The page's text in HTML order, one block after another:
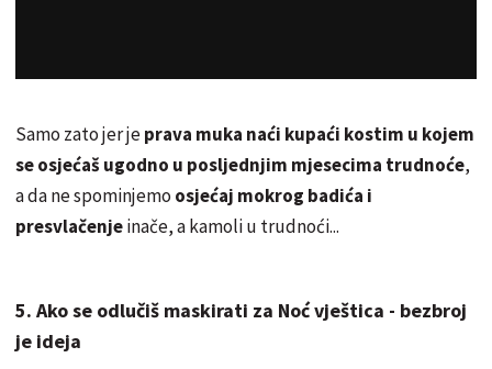
Samo zato jer jeprava muka naći kupaći kostim u kojem
se osjećaš ugodno u posljednjim mjesecima trudnoće,
a da ne spominjemo osjećaj mokrog badića i
presvlačenjeinače, a kamoli u trudnoći...
5. Ako se odlučiš maskirati za Noć vještica - bezbroj
je ideja